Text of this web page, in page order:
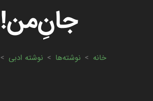
جانِ‌من!
خانه > نوشته‌ها > نوشته ادبی >